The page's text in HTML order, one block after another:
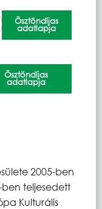
Ösztöndíjas
adatlapja
Ösztöndíjas
adatlapja
2005-ben
teljesedett
Kulturális